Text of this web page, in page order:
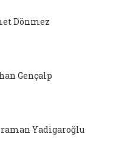
Dönmez
Gençalp
Yadigaroğlu